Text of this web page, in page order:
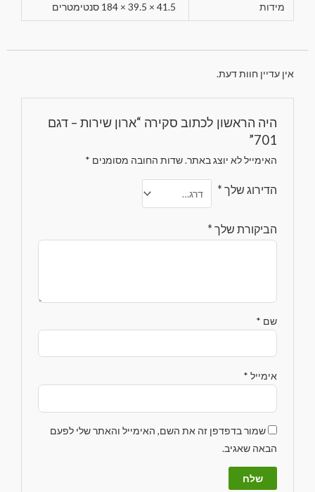
מידות 41.5 × 39.5 × 184 סנטימטרים
אין עדיין חוות דעת.
היה הראשון לכתוב סקירה “ארון שירות – דגם
701”
האימייל לא יוצג באתר.שדות החובה מסומנים *
הדירוג שלך *
הביקורת שלך *
שם *
אימייל *
שמור בדפדפן זה את השם, האימייל והאתר שלי לפעם
הבאה שאגיב.